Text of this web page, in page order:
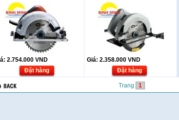
2.754.000 VND
Đặt hàng
Giá: 2.358.000 VND
Đặt hàng
Trang 1